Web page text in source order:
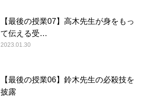
【最後の授業07】高木先生が身をもっ
て伝える受…
2023.01.30
【最後の授業06】鈴木先生の必殺技を
披露